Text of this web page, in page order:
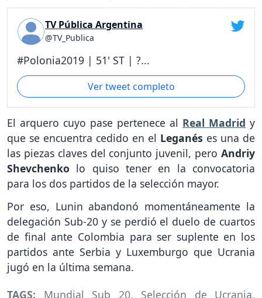
TV Pública Argentina
@TV_Publica
#Polonia2019 | 51' ST | ?...
Ver tweet completo
El arquero cuyo pase pertenece al Real Madrid y
que se encuentra cedido en el Leganés es una de
las piezas claves del conjunto juvenil, pero Andriy
Shevchenko lo quiso tener en la convocatoria
para los dos partidos de la selección mayor.
Por eso, Lunin abandonó momentáneamente la
delegación Sub-20 y se perdió el duelo de cuartos
de final ante Colombia para ser suplente en los
partidos ante Serbia y Luxemburgo que Ucrania
jugó en la última semana.
TAGS: Mundial Sub 20, Selección de Ucrania,